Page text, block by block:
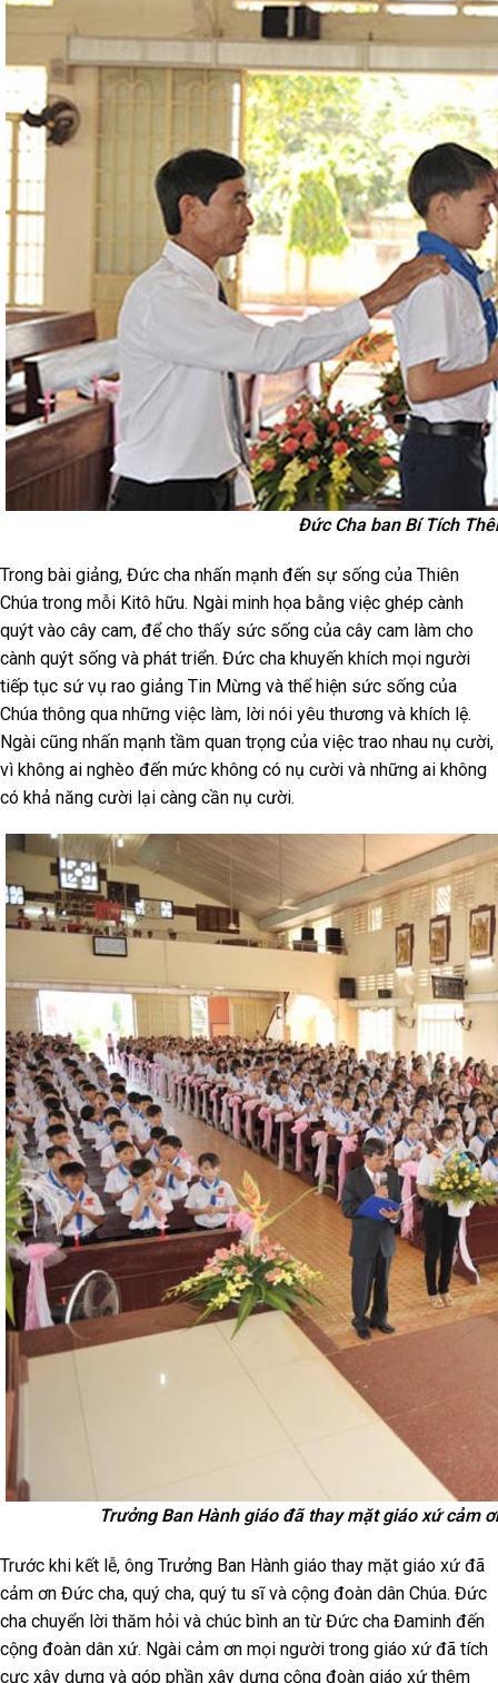
Đức Cha ban Bí Tích
Trong bài giảng, Đức cha nhấn mạnh đến sự sống của Thiên
Chúa trong mỗi Kitô hữu. Ngài minh họa bằng việc ghép cành
quýt vào cây cam, để cho thấy sức sống của cây cam làm cho
cành quýt sống và phát triển. Đức cha khuyến khích mọi người
tiếp tục sứ vụ rao giảng Tin Mừng và thể hiện sức sống của
Chúa thông qua những việc làm, lời nói yêu thương và khích lệ.
Ngài cũng nhấn mạnh tầm quan trọng của việc trao nhau nụ cười,
vì không ai nghèo đến mức không có nụ cười và những ai không
có khả năng cười lại càng cần nụ cười.
Trưởng Ban Hành giáo đã thay mặt giáo xứ cảm
Trước khi kết lễ, ông Trưởng Ban Hành giáo thay mặt giáo xứ đã
cảm ơn Đức cha, quý cha, quý tu sĩ và cộng đoàn dân Chúa. Đức
cha chuyển lời thăm hỏi và chúc bình an từ Đức cha Đaminh đến
cộng đoàn dân xứ. Ngài cảm ơn mọi người trong giáo xứ đã tích
cực xây dựng và góp phần xây dựng cộng đoàn giáo xứ thêm